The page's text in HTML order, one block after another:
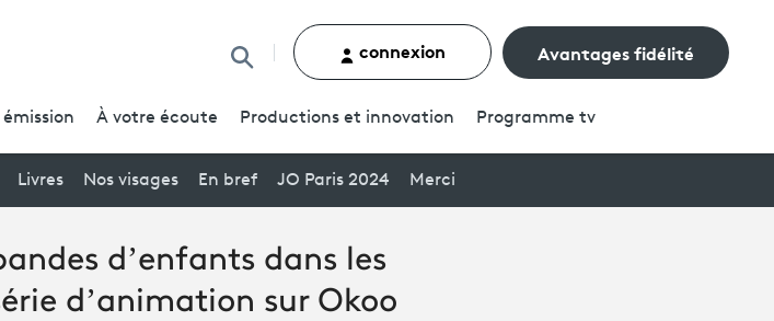
Rechercher un contenu
connexion Avantages fidélité
À votre écoute Productions et innovation Programme tv
Livres Nos visages En bref JO Paris 2024 Merci
d’enfants dans les
d’animation sur Okoo